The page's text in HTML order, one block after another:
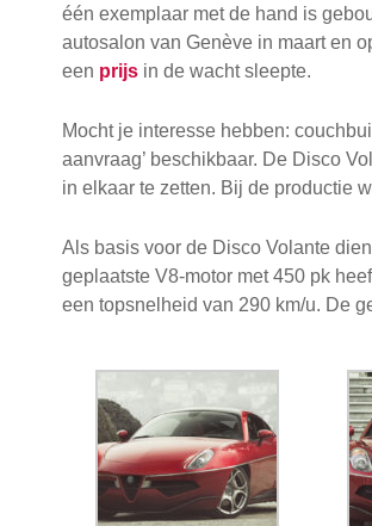
één exemplaar met de hand is
autosalon van Genève in maart en
een prijs in de wacht sleepte.
Mocht je interesse hebben:
aanvraag’ beschikbaar. De Disco
in elkaar te zetten. Bij de productie
Als basis voor de Disco Volante
geplaatste V8-motor met 450 pk
een topsnelheid van 290 km/u. De